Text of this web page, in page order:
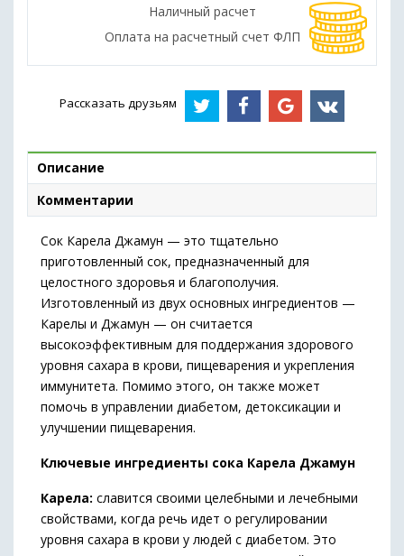
Наличный расчет
Оплата на расчетный счет ФЛП
Рассказать друзьям
Описание
Комментарии
Сок Карела Джамун — это тщательно
приготовленный сок, предназначенный для
целостного здоровья и благополучия.
Изготовленный из двух основных ингредиентов —
Карелы и Джамун — он считается
высокоэффективным для поддержания здорового
уровня сахара в крови, пищеварения и укрепления
иммунитета. Помимо этого, он также может
помочь в управлении диабетом, детоксикации и
улучшении пищеварения.
Ключевые ингредиенты сока Карела Джамун
Карела: славится своими целебными и лечебными
свойствами, когда речь идет о регулировании
уровня сахара в крови у людей с диабетом. Это